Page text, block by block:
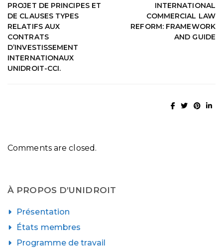
PROJET DE PRINCIPES ET
DE CLAUSES TYPES
RELATIFS AUX
CONTRATS
D’INVESTISSEMENT
INTERNATIONAUX
UNIDROIT-CCI.
INTERNATIONAL
COMMERCIAL LAW
REFORM: FRAMEWORK
AND GUIDE
Comments are closed.
À PROPOS D’UNIDROIT
Présentation
États membres
Programme de travail